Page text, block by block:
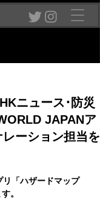
ニュース･防災
JAPANア
ーション担当を
「ハザードマップ
。